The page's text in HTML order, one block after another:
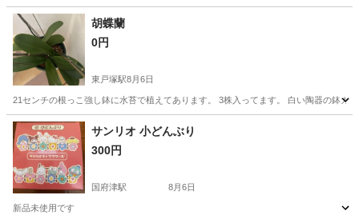
神奈川 大和市 高座渋谷駅
胡蝶蘭
0円
東戸塚駅8月6日
21センチの根っこ強し鉢に水苔で植えてあります。 3株入ってます。 白い陶器の鉢
神奈川 横浜市 東戸塚駅 家庭用品
サンリオ 小どんぶり
300円
国府津駅 8月6日
新品未使用です